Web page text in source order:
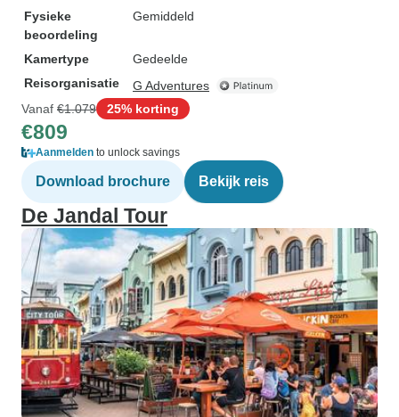
Fysieke
beoordeling
Gemiddeld
Kamertype
Gedeelde
Reisorganisatie
G Adventures
Vanaf €1.079 25% korting
€809
Aanmelden to unlock savings
Download brochure Bekijk reis
De Jandal Tour